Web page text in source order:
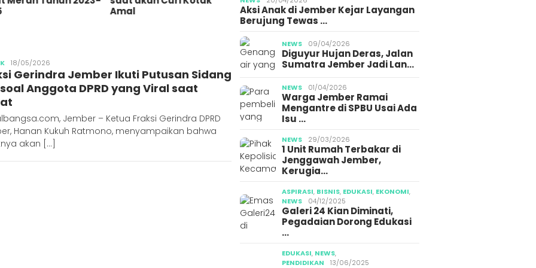
Semasa Kecil
Publisher
18/05/2026
Gerindra Jember Ikuti Putusan Sidang
Anggota DPRD yang Viral saat
Jember – Ketua Fraksi Gerindra DPRD
Hanan Kukuh Ratmono, menyampaikan bahwa
akan […]
Aksi Anak di Jember Kejar Layangan
Berujung Tewas …
NEWS 09/04/2026
Diguyur Hujan Deras, Jalan
Sumatra Jember Jadi Lan…
NEWS 01/04/2026
Warga Jember Ramai
Mengantre di SPBU Usai Ada
Isu …
NEWS 29/03/2026
1 Unit Rumah Terbakar di
Jenggawah Jember,
Kerugia…
ASPIRASI, BISNIS, EDUKASI, EKONOMI,
NEWS
04/12/2025
Galeri 24 Kian Diminati,
Pegadaian Dorong Edukasi
…
EDUKASI, NEWS,
PENDIDIKAN
13/06/2025